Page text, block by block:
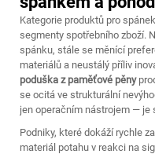
Kategorie produktů pro
segmenty spotřebního zboží.
spánku, stále se měnící
materiálů a neustálý příliv
poduška z paměťové pěny
se ocitá ve strukturální
jen operačním nástrojem — je
Podniky, které dokáží rychle
materiál potahu v reakci na